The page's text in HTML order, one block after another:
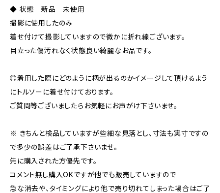
◆ 状態 新品 未使用
撮影に使用したのみ
着せ付けて撮影していますので微かに折れ線ございます。
目立った傷汚れなく状態良い綺麗なお品です。
◎着用した際にどのように柄が出るのかイメージして頂けるよう
にトルソーに着せ付けております。
ご質問等ございましたらお気軽にお声がけ下さいませ。
※ きちんと検品していますが些細な見落とし、寸法も実寸ですの
で多少の誤差はご了承下さいませ。
先に購入された方優先です。
コメント無し購入OKですが他でも販売していますので
急な消去や、タイミングにより他で売り切れてしまった場合はご了